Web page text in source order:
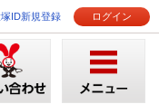
ID新規登録 ログイン